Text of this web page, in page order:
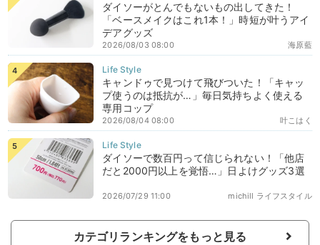
ダイソーがとんでもないもの出してきた！
「ベースメイクはこれ1本！」時短が叶うアイ
デアグッズ
海原藍
2026/08/03 08:00
キャンドゥで見つけて飛びついた！「キャッ
プ使うのは抵抗が…」毎日気持ちよく使える
専用コップ
叶こはく
2026/08/04 08:00
ダイソーで数百円って信じられない！「他店
だと2000円以上を覚悟…」日よけグッズ3選
michill ライフスタイル
2026/07/29 11:00
カテゴリランキングをもっと見る